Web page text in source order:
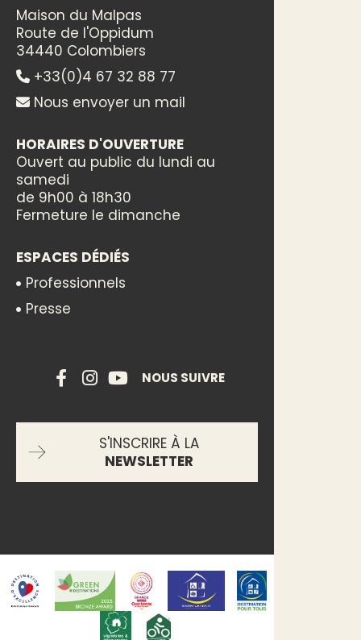
Maison du Malpas
Route de l'Oppidum
34440 Colombiers
+33(0)4 67 32 88 77
Nous envoyer un mail
HORAIRES D'OUVERTURE
Ouvert au public du lundi au
samedi
de 9h00 à 18h30
Fermeture le dimanche
ESPACES DÉDIÉS
Professionnels
Presse
NOUS SUIVRE
S'INSCRIRE À LA
NEWSLETTER